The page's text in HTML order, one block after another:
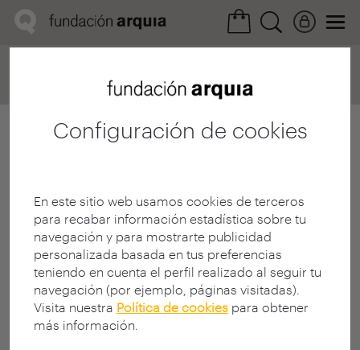
Configuración de cookies
En este sitio web usamos cookies de terceros
para recabar información estadística sobre tu
navegación y para mostrarte publicidad
personalizada basada en tus preferencias
teniendo en cuenta el perfil realizado al seguir tu
navegación (por ejemplo, páginas visitadas).
Visita nuestra Política de cookies para obtener
más información.
Ficha realización